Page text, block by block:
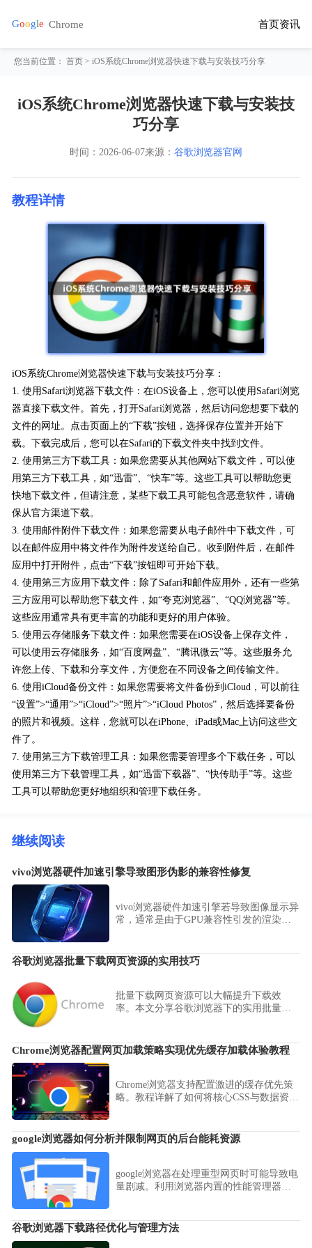
首页资讯
您当前位置：首页 > iOS系统Chrome浏览器快速下载与安装技巧分享
iOS系统Chrome浏览器快速下载与安装技
巧分享
时间： 2026-06-07来源： 谷歌浏览器官网
教程详情
iOS系统Chrome浏览器快速下载与安装技巧分享：
1. 使用Safari浏览器下载文件：在iOS设备上，您可以使用Safari浏览
器直接下载文件。首先，打开Safari浏览器，然后访问您想要下载的
文件的网址。点击页面上的“下载”按钮，选择保存位置并开始下
载。下载完成后，您可以在Safari的下载文件夹中找到文件。
2. 使用第三方下载工具：如果您需要从其他网站下载文件，可以使
用第三方下载工具，如“迅雷”、“快车”等。这些工具可以帮助您更
快地下载文件，但请注意，某些下载工具可能包含恶意软件，请确
保从官方渠道下载。
3. 使用邮件附件下载文件：如果您需要从电子邮件中下载文件，可
以在邮件应用中将文件作为附件发送给自己。收到附件后，在邮件
应用中打开附件，点击“下载”按钮即可开始下载。
4. 使用第三方应用下载文件：除了Safari和邮件应用外，还有一些第
三方应用可以帮助您下载文件，如“夸克浏览器”、“QQ浏览器”等。
这些应用通常具有更丰富的功能和更好的用户体验。
5. 使用云存储服务下载文件：如果您需要在iOS设备上保存文件，
可以使用云存储服务，如“百度网盘”、“腾讯微云”等。这些服务允
许您上传、下载和分享文件，方便您在不同设备之间传输文件。
6. 使用iCloud备份文件：如果您需要将文件备份到iCloud，可以前往
“设置”>“通用”>“iCloud”>“照片”>“iCloud Photos”，然后选择要备份
的照片和视频。这样，您就可以在iPhone、iPad或Mac上访问这些文
件了。
7. 使用第三方下载管理工具：如果您需要管理多个下载任务，可以
使用第三方下载管理工具，如“迅雷下载器”、“快传助手”等。这些
工具可以帮助您更好地组织和管理下载任务。
继续阅读
vivo浏览器硬件加速引擎导致图形伪影的兼容性修复
vivo浏览器硬件加速引擎若导致图像显示异
常，通常是由于GPU兼容性引发的渲染伪
质量，彻底解决网页画面显示瑕疵。
谷歌浏览器批量下载网页资源的实用技巧
批量下载网页资源可以大幅提升下载效
率。本文分享谷歌浏览器下的实用批量下
Chrome浏览器配置网页加载策略实现优先缓存加载体验教程
Chrome浏览器支持配置激进的缓存优先策
略。教程详解了如何将核心CSS与数据资源
验。
google浏览器如何分析并限制网页的后台能耗资源
google浏览器在处理重型网页时可能导致电
量剧减。利用浏览器内置的性能管理器或
响应。
谷歌浏览器下载路径优化与管理方法